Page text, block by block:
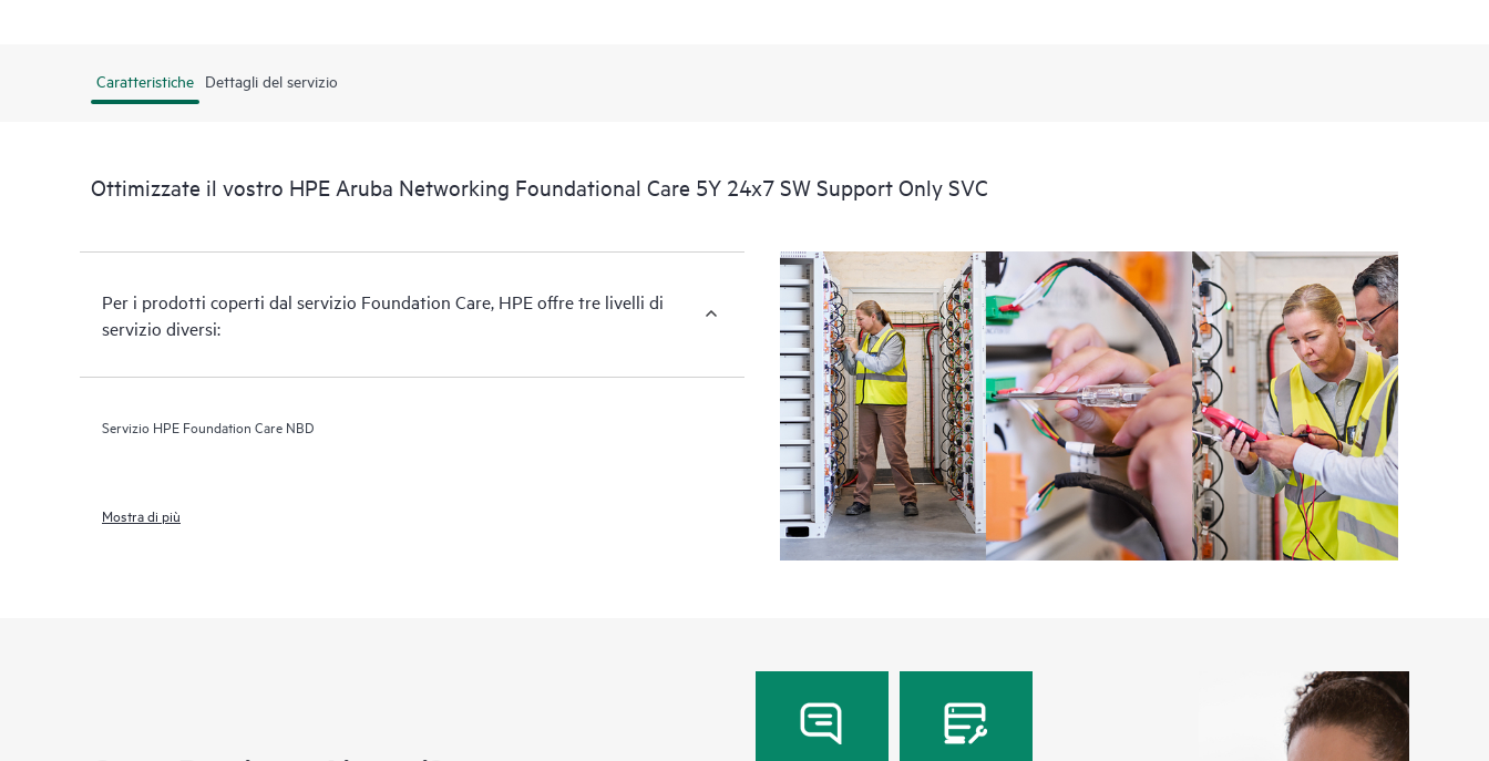
Opzioni dei livelli di servizio HPE Foundation Care: Le opzioni HPE Foundation Care
hardware per i prodotti hardware coperti dal servizio e le opzioni di supporto software
per i prodotti software coperti dal servizio.
La finestra di copertura e i tempi di risposta del supporto hardware e del supporto
software si applicano, rispettivamente, ai prodotti hardware e ai prodotti software
coperti dal servizio.
Tutte le finestre di copertura sono soggette alla disponibilità locale. L'idoneità dei
prodotti al servizio può variare. Per ulteriori informazioni sulla disponibilità del servizio e
idoneità dei prodotti, contatta l'ufficio vendite locale HPE.
Indipendentemente dalla finestra di copertura del cliente, gli incidenti riguardanti
l'hardware o il software coperti dal servizio possono essere segnalati ad HPE
Per i prodotti coperti dal servizio Foundation Care, HPE offre tre livelli di servizio diversi:
• HPE Foundation Care NBD Service
Caratteristiche Dettagli del servizio
Ottimizzate il vostro HPE Aruba Networking Foundational Care 5Y 24x7 SW Support Only SVC
Per i prodotti coperti dal servizio Foundation Care, HPE offre tre livelli di
servizio diversi:
Servizio HPE Foundation Care NBD
Mostra di più